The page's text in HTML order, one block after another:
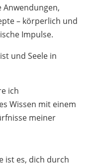
– körperlich und
Impulse.
und Seele in
ich
Wissen mit einem
meiner
ist es, dich durch